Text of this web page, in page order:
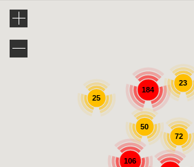
72
184
106
23
25
50